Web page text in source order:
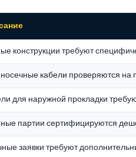
конструкции требуют
кабели проверяются на
для наружной прокладки
партии сертифицируются
заявки требуют